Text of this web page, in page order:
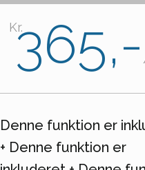
Kr.365,-
Denne funktion er
+ Denne funktion er